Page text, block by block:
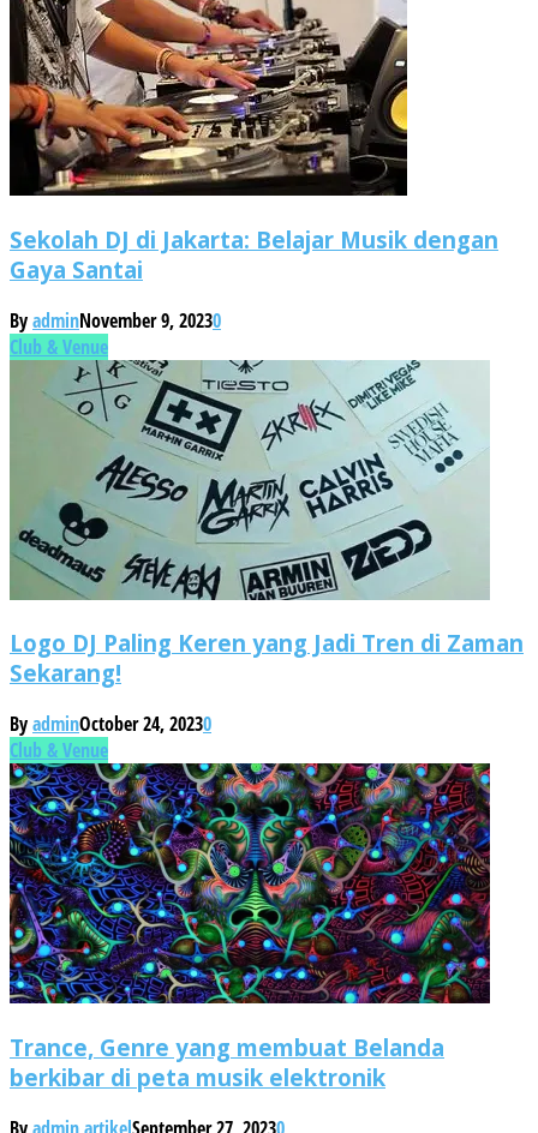
Sekolah DJ di Jakarta: Belajar Musik dengan
Gaya Santai
ByadminNovember 9, 20230
Club & Venue
Logo DJ Paling Keren yang Jadi Tren di Zaman
Sekarang!
ByadminOctober 24, 20230
Club & Venue
Trance, Genre yang membuat Belanda
berkibar di peta musik elektronik
Byadmin artikelSeptember 27, 20230